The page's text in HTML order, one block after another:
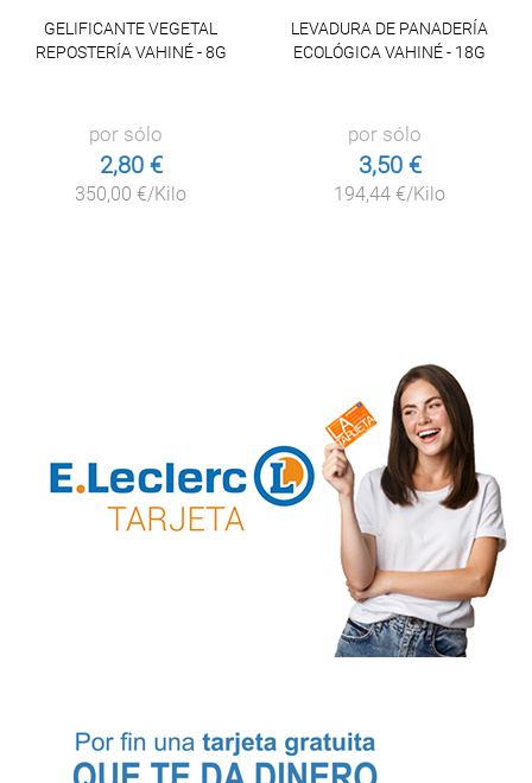
GELIFICANTE VEGETAL
REPOSTERÍA VAHINÉ - 8G
por sólo
2,80 €
350,00 €/Kilo
LEVADURA DE PANADERÍA
ECOLÓGICA VAHINÉ - 18G
por sólo
3,50 €
194,44 €/Kilo